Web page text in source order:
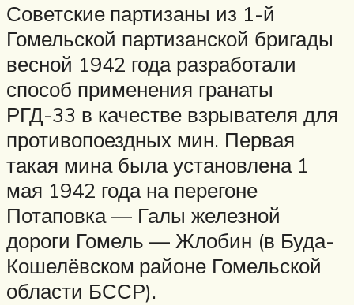
Советские партизаны из 1-й
Гомельской партизанской бригады
весной 1942 года разработали
способ применения гранаты
РГД-33 в качестве взрывателя для
противопоездных мин. Первая
такая мина была установлена 1
мая 1942 года на перегоне
Потаповка — Галы железной
дороги Гомель — Жлобин (в Буда-
Кошелёвском районе Гомельской
области БССР).